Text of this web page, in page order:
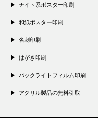
ナイト系ポスター印刷
和紙ポスター印刷
名刺印刷
はがき印刷
バックライトフィルム印刷
アクリル製品の無料引取